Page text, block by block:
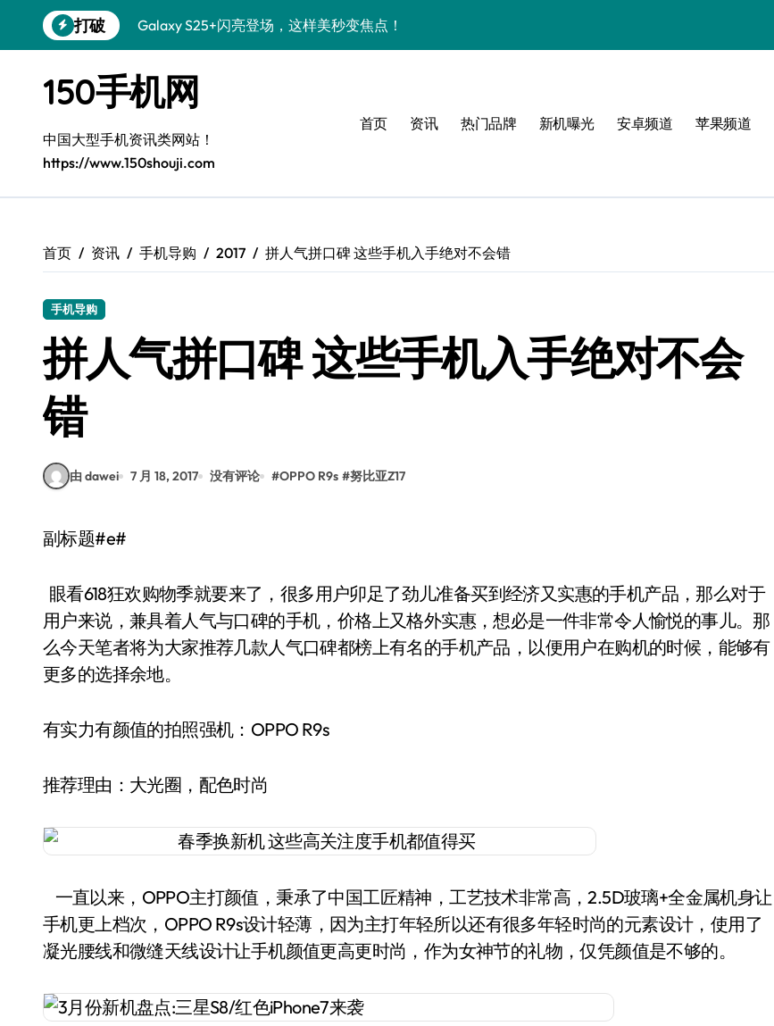
到
打破
Galaxy S25+闪亮登场，这样美秒变焦点！
S26+颜值暴增！机皇美颜秘籍大公开
A56 5G惊艳登场，三星新风尚来了！
三星S26上手：3招秒变个性旗舰
S25美化秘籍：个性潮玩，炫酷一键搞定！
Galaxy C55 5G登场，美学新标杆！
S25 Ultra颜值炸裂！定制主题潮到没朋友
150手机网
中国大型手机资讯类网站！
https://www.150shouji.com
首页 资讯 热门品牌 新机曝光 安卓频道 苹果频道
首页 资讯 手机导购 2017 拼人气拼口碑 这些手机入手绝对不会错
手机导购
拼人气拼口碑 这些手机入手绝对不会
错
由 dawei 7 月 18, 2017 没有评论 #OPPO R9s #努比亚Z17
副标题#e#
眼看618狂欢购物季就要来了，很多用户卯足了劲儿准备买到经济又实惠的手机产品，那么对于
用户来说，兼具着人气与口碑的手机，价格上又格外实惠，想必是一件非常令人愉悦的事儿。那
么今天笔者将为大家推荐几款人气口碑都榜上有名的手机产品，以便用户在购机的时候，能够有
更多的选择余地。
有实力有颜值的拍照强机：OPPO R9s
推荐理由：大光圈，配色时尚
一直以来，OPPO主打颜值，秉承了中国工匠精神，工艺技术非常高，2.5D玻璃+全金属机身让
手机更上档次，OPPO R9s设计轻薄，因为主打年轻所以还有很多年轻时尚的元素设计，使用了
凝光腰线和微缝天线设计让手机颜值更高更时尚，作为女神节的礼物，仅凭颜值是不够的。